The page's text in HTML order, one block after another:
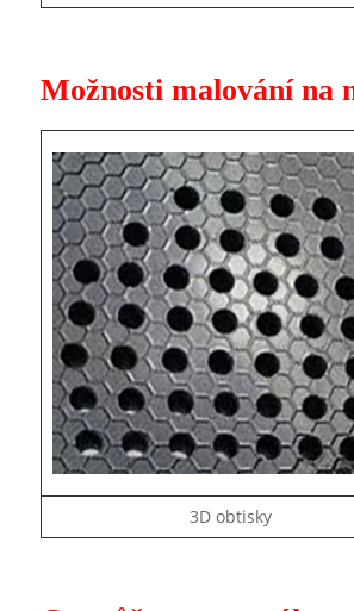
Možnosti malování na
3D obtisky